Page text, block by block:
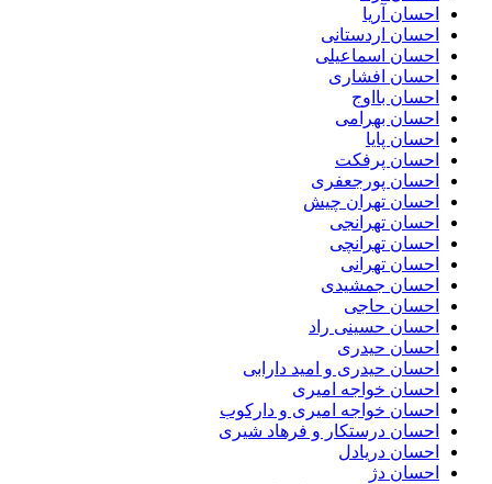
احسان آریا
احسان اردستانی
احسان اسماعیلی
احسان افشاری
احسان بااوج
احسان بهرامی
احسان پایا
احسان پرفکت
احسان پورجعفری
احسان تهران چیش
احسان تهرانجی
احسان تهرانچی
احسان تهرانی
احسان جمشیدی
احسان حاجی
احسان حسینی راد
احسان حیدری
احسان حیدری و امید دارابی
احسان خواجه امیری
احسان خواجه امیری و دارکوب
احسان درستكار و فرهاد شيرى
احسان دریادل
احسان دژ